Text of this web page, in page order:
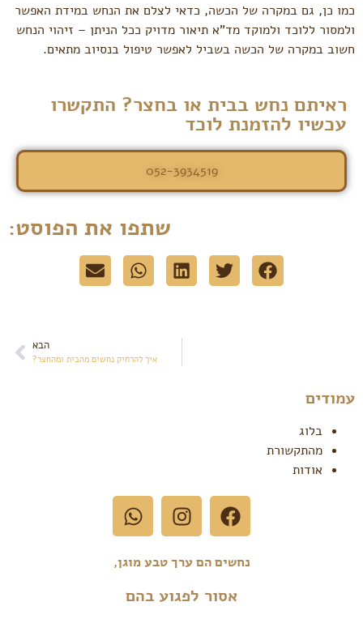
כמו כן, גם במקרה של הכשה, כדאי לצלם את הנחש במידת האפשר
ולמסור ללוכד ולמוקד מד”א תיאור מדויק ככל הניתן – זיהוי הנחש
חשוב במקרה של הכשה בשביל לאפשר טיפול בנסיוב מתאים.
ראיתם נחש בבית או בחצר? התקשרו
עכשיו להזמנת לוכד
052-3934519
שתפו את הפוסט:
הבא
איך להרחיק נחשים מהבית ומהחצר?
עמודים
בלוג
מהתקשורת
אודות
נחשים הם ערך טבע מוגן,
אסור לפגוע בהם